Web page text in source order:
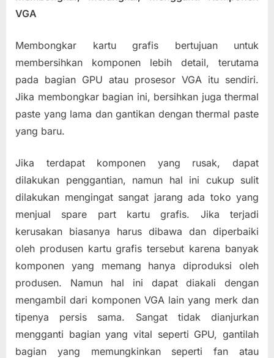
VGA
Membongkar kartu grafis bertujuan untuk
membersihkan komponen lebih detail, terutama
pada bagian GPU atau prosesor VGA itu sendiri.
Jika membongkar bagian ini, bersihkan juga thermal
paste yang lama dan gantikan dengan thermal paste
yang baru.
Jika terdapat komponen yang rusak, dapat
dilakukan penggantian, namun hal ini cukup sulit
dilakukan mengingat sangat jarang ada toko yang
menjual spare part kartu grafis. Jika terjadi
kerusakan biasanya harus dibawa dan diperbaiki
oleh produsen kartu grafis tersebut karena banyak
komponen yang memang hanya diproduksi oleh
produsen. Namun hal ini dapat diakali dengan
mengambil dari komponen VGA lain yang merk dan
tipenya persis sama. Sangat tidak dianjurkan
mengganti bagian yang vital seperti GPU, gantilah
bagian yang memungkinkan seperti fan atau